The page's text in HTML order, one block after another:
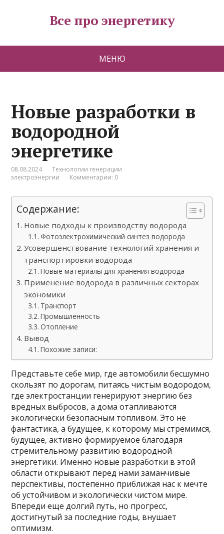
Все про энергетику
МЕНЮ
Новые разработки в
водородной
энергетике
08.08.2024
Технологии генерации
электроэнергии
Комментарии: 0
Содержание:
Новые подходы к производству водорода
Фотоэлектрохимический синтез водорода
Усовершенствование технологий хранения и
транспортировки водорода
Новые материалы для хранения водорода
Применение водорода в различных секторах
экономики
Транспорт
Промышленность
Отопление
Вывод
Похожие записи:
Представьте себе мир, где автомобили бесшумно
скользят по дорогам, питаясь чистым водородом,
где электростанции генерируют энергию без
вредных выбросов, а дома отапливаются
экологически безопасным топливом. Это не
фантастика, а будущее, к которому мы стремимся,
будущее, активно формируемое благодаря
стремительному развитию водородной
энергетики. Именно новые разработки в этой
области открывают перед нами заманчивые
перспективы, постепенно приближая нас к мечте
об устойчивом и экологически чистом мире.
Впереди еще долгий путь, но прогресс,
достигнутый за последние годы, внушает
оптимизм.